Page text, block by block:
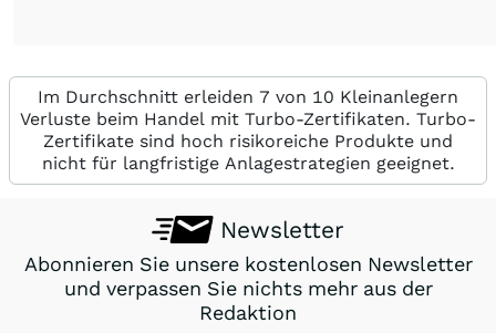
Im Durchschnitt erleiden 7 von 10 Kleinanlegern
Verluste beim Handel mit Turbo-Zertifikaten. Turbo-
Zertifikate sind hoch risikoreiche Produkte und
nicht für langfristige Anlagestrategien geeignet.
Newsletter
Abonnieren Sie unsere kostenlosen Newsletter
und verpassen Sie nichts mehr aus der
Redaktion